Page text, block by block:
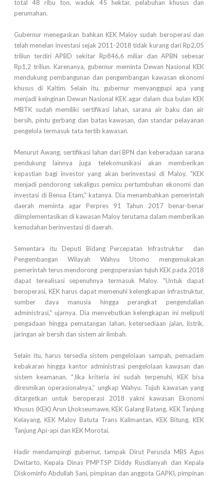
total 48 ribu ton, waduk 45 hektar, pelabuhan khusus dan
perumahan.
Gubernur menegaskan bahkan KEK Maloy sudah beroperasi dan
telah menelan investasi sejak 2011-2018 tidak kurang dari Rp2,05
triliun terdiri APBD sekitar Rp846,6 miliar dan APBN sebesar
Rp1,2 triliun. Karenanya, gubernur meminta Dewan Nasional KEK
mendukung pembangunan dan pengembangan kawasan ekonomi
khusus di Kaltim. Selain itu, gubernur menyanggupi apa yang
menjadi keinginan Dewan Nasional KEK agar dalam dua bulan KEK
MBTK sudah memiliki sertifikasi lahan, sarana air baku dan air
bersih, pintu gerbang dan batas kawasan, dan standar pelayanan
pengelola termasuk tata tertib kawasan.
Menurut Awang, sertifikasi lahan dari BPN dan keberadaan sarana
pendukung lainnya juga telekomunikasi akan memberikan
kepastian bagi investor yang akan berinvestasi di Maloy. "KEK
menjadi pendorong sekaligus pemicu pertumbuhan ekonomi dan
investasi di Benua Etam," katanya. Dia menambahkan pemerintah
daerah meminta agar Perpres 91 Tahun 2017 benar-benar
diimplementasikan di kawasan Maloy terutama dalam memberikan
kemudahan berinvestasi di daerah.
Sementara itu Deputi Bidang Percepatan Infrastruktur dan
Pengembangan Wilayah Wahyu Utomo mengemukakan
pemerintah terus mendorong pengoperasian tujuh KEK pada 2018
dapat terealisasi sepenuhnya termasuk Maloy. "Untuk dapat
beroperasi, KEK harus dapat memenuhi kelengkapan infrastruktur,
sumber daya manusia hingga perangkat pengendalian
administrasi," ujarnya. Dia menyebutkan kelengkapan ini meliputi
pengadaan hingga pematangan lahan, ketersediaan jalan, listrik,
jaringan air bersih dan sistem air limbah.
Selain itu, harus tersedia sistem pengelolaan sampah, pemadam
kebakaran hingga kantor administrasi pengelolaan kawasan dan
sistem keamanan. "Jika kriteria ini sudah terpenuhi, KEK bisa
diresmikan operasionalnya,” ungkap Wahyu. Tujuh kawasan yang
ditargetkan untuk beroperasi 2018 yakni kawasan Ekonomi
Khusus (KEK) Arun Lhokseumawe, KEK Galang Batang, KEK Tanjung
Kelayang, KEK Maloy Batuta Trans Kalimantan, KEK Bitung, KEK
Tanjung Api-api dan KEK Morotai.
Hadir mendampingi gubernur, tampak Dirut Perusda MBS Agus
Dwitarto, Kepala Dinas PMPTSP Diddy Rusdianyah dan Kepala
Diskominfo Abdullah Sani, pimpinan dan anggota GAPKI, pimpinan